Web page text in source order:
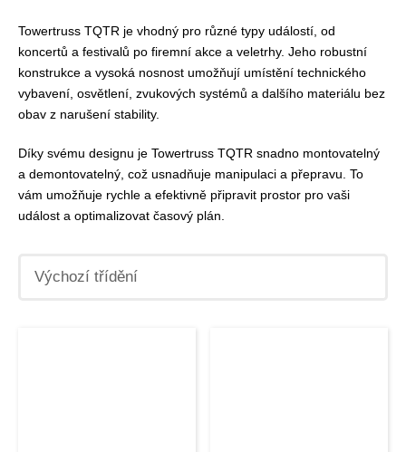
Towertruss TQTR je vhodný pro různé typy událostí, od
koncertů a festivalů po firemní akce a veletrhy. Jeho robustní
konstrukce a vysoká nosnost umožňují umístění technického
vybavení, osvětlení, zvukových systémů a dalšího materiálu bez
obav z narušení stability.
Díky svému designu je Towertruss TQTR snadno montovatelný
a demontovatelný, což usnadňuje manipulaci a přepravu. To
vám umožňuje rychle a efektivně připravit prostor pro vaši
událost a optimalizovat časový plán.